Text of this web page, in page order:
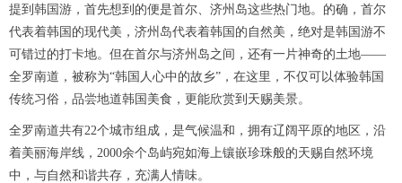
提到韩国游，首先想到的便是首尔、济州岛这些热门地。的确，首尔
代表着韩国的现代美，济州岛代表着韩国的自然美，绝对是韩国游不
可错过的打卡地。但在首尔与济州岛之间，还有一片神奇的土地——
全罗南道，被称为“韩国人心中的故乡”，在这里，不仅可以体验韩国
传统习俗，品尝地道韩国美食，更能欣赏到天赐美景。
全罗南道共有22个城市组成，是气候温和，拥有辽阔平原的地区，沿
着美丽海岸线，2000余个岛屿宛如海上镶嵌珍珠般的天赐自然环境
中，与自然和谐共存，充满人情味。